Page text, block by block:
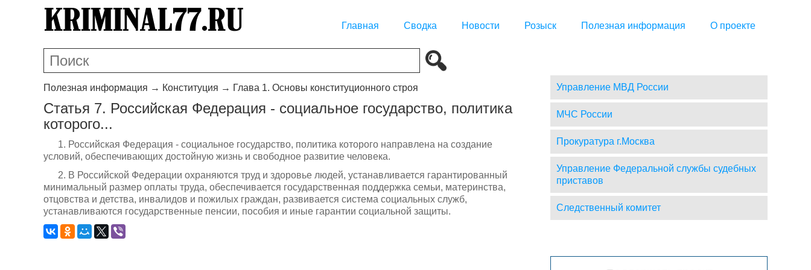
Главная Сводка Новости Розыск Полезная информация О проекте
Полезная информация → Конституция → Глава 1. Основы конституционного строя
Статья 7. Российская Федерация - социальное государство, политика
которого...
1. Российская Федерация - социальное государство, политика которого направлена на создание
условий, обеспечивающих достойную жизнь и свободное развитие человека.
2. В Российской Федерации охраняются труд и здоровье людей, устанавливается гарантированный
минимальный размер оплаты труда, обеспечивается государственная поддержка семьи, материнства,
отцовства и детства, инвалидов и пожилых граждан, развивается система социальных служб,
устанавливаются государственные пенсии, пособия и иные гарантии социальной защиты.
Управление МВД России
МЧС России
Прокуратура г.Москва
Управление Федеральной службы судебных
приставов
Следственный комитет